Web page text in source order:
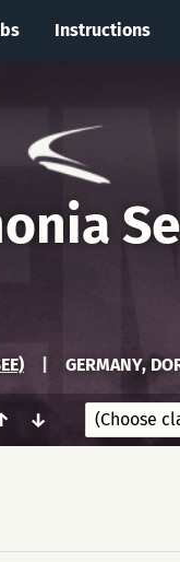
Instructions
GERMANY,
↓